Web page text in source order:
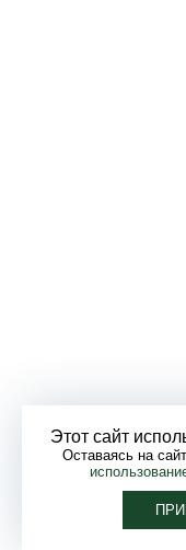
Этот сайт
Оставаясь на